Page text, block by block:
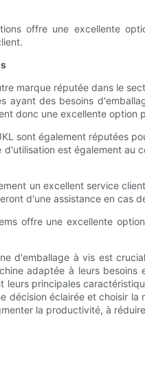
offre une excellente
marque réputée dans le
ayant des besoins
donc une excellente
sont également réputées
d'utilisation est également
un excellent service
d'une assistance en cas
offre une excellente
d'emballage à vis est
adaptée à leurs
leurs principales
décision éclairée et choisir
la productivité, à